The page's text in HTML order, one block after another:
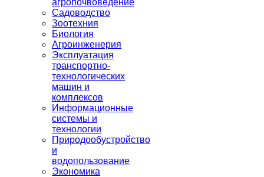
Садоводство
Зоотехния
Биология
Агроинженерия
Эксплуатация
транспортно-
технологических
машин и
комплексов
Информационные
системы и
технологии
Природообустройство
и
водопользование
Экономика